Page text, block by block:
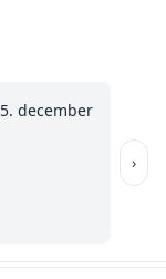
sikker at sætte i